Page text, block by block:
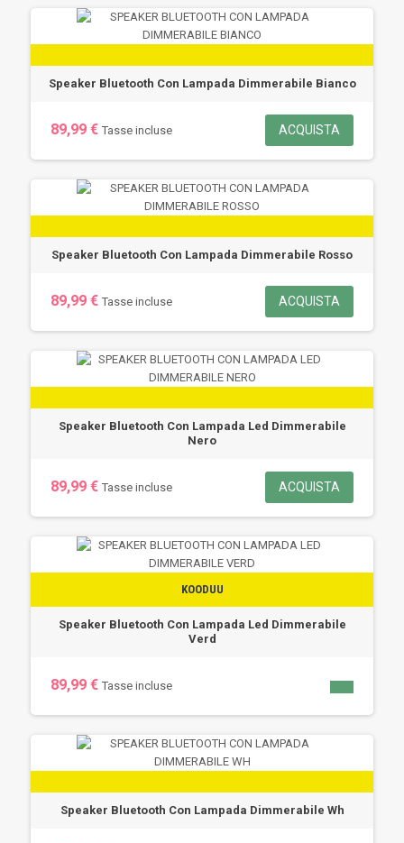
Speaker Bluetooth Con Lampada Dimmerabile Bianco
89,99 € Tasse incluse ACQUISTA
Speaker Bluetooth Con Lampada Dimmerabile Rosso
89,99 € Tasse incluse ACQUISTA
Speaker Bluetooth Con Lampada Led Dimmerabile
Nero
89,99 € Tasse incluse ACQUISTA
KOODUU
Speaker Bluetooth Con Lampada Led Dimmerabile
Verd
89,99 € Tasse incluse
Speaker Bluetooth Con Lampada Dimmerabile Wh